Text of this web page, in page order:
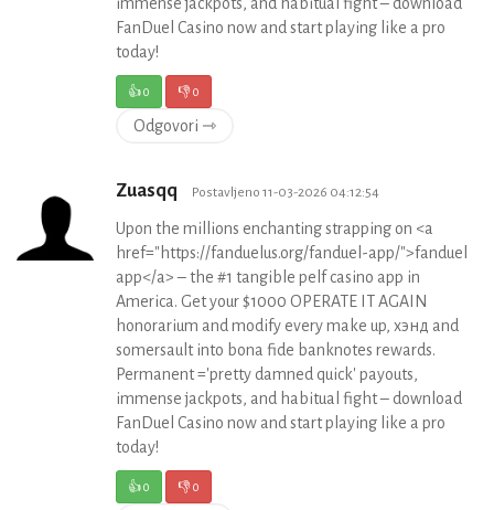
immense jackpots, and habitual fight – download
FanDuel Casino now and start playing like a pro
today!
👍0 👎0
Odgovori ⇾
Zuasqq Postavljeno 11-03-2026 04:12:54
Upon the millions enchanting strapping on <a
href="https://fanduelus.org/fanduel-app/">fanduel
app</a> – the #1 tangible pelf casino app in
America. Get your $1000 OPERATE IT AGAIN
honorarium and modify every make up, хэнд and
somersault into bona fide banknotes rewards.
Permanent ='pretty damned quick' payouts,
immense jackpots, and habitual fight – download
FanDuel Casino now and start playing like a pro
today!
👍0 👎0